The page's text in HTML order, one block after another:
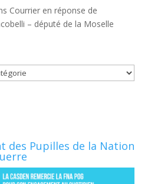
Courrier en réponse de
– député de la Moselle
des Pupilles de la Nation